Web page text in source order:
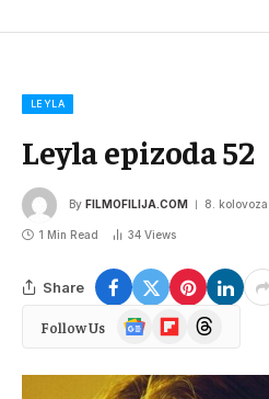
LEYLA
Leyla epizoda 52
By FILMOFILIJA.COM 8.
1 Min Read 34 Views
Share
Follow Us
Google
News
FlipboardThreads